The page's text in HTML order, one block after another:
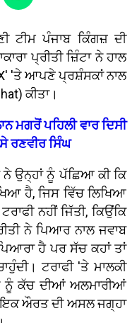
ਟੀਮ ਪੰਜਾਬ ਕਿੰਗਜ਼ ਦੀ
ਪ੍ਰੀਤੀ ਜ਼ਿੰਟਾ ਨੇ ਹਾਲ
'ਤੇ ਆਪਣੇ ਪ੍ਰਸ਼ੰਸਕਾਂ ਨਾਲ
ਕੀਤਾ।
ਮਗਰੋਂ ਪਹਿਲੀ ਵਾਰ ਦਿਸੀ
ਰਣਵੀਰ ਸਿੰਘ
ਉਨ੍ਹਾਂ ਨੂੰ ਪੱਛਿਆ ਕੀ ਕਿ
ਹੈ, ਜਿਸ ਵਿੱਚ ਲਿਖਿਆ
ਨਹੀਂ ਜਿੱਤੀ, ਕਿਉਂਕਿ
ਨੇ ਪਿਆਰ ਨਾਲ ਜਵਾਬ
ਹੈ ਪਰ ਸੱਚ ਕਹਾਂ ਤਾਂ
ਟਰਾਫੀ 'ਤੇ ਮਾਲਕੀ
ਨੂੰ ਕੱਚ ਦੀਆਂ ਅਲਮਾਰੀਆਂ
ਇਕ ਔਰਤ ਦੀ ਅਸਲ ਜਗ੍ਹਾ